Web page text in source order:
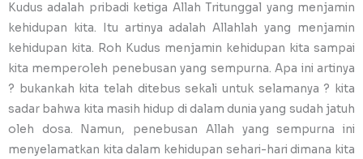
Kudus adalah pribadi ketiga Allah Tritunggal yang menjamin
kehidupan kita. Itu artinya adalah Allahlah yang menjamin
kehidupan kita. Roh Kudus menjamin kehidupan kita sampai
kita memperoleh penebusan yang sempurna. Apa ini artinya
? bukankah kita telah ditebus sekali untuk selamanya ? kita
sadar bahwa kita masih hidup di dalam dunia yang sudah jatuh
oleh dosa. Namun, penebusan Allah yang sempurna ini
menyelamatkan kita dalam kehidupan sehari-hari dimana kita